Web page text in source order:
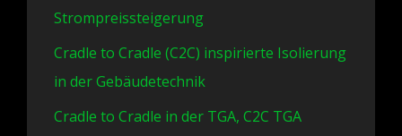
Strompreissteigerung
Cradle to Cradle (C2C) inspirierte Isolierung
in der Gebäudetechnik
Cradle to Cradle in der TGA, C2C TGA